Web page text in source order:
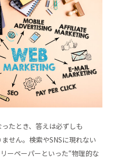
たとき、答えは必ずしも
せん。検索やSNSに現れない
ーペーパーといった“物理的な